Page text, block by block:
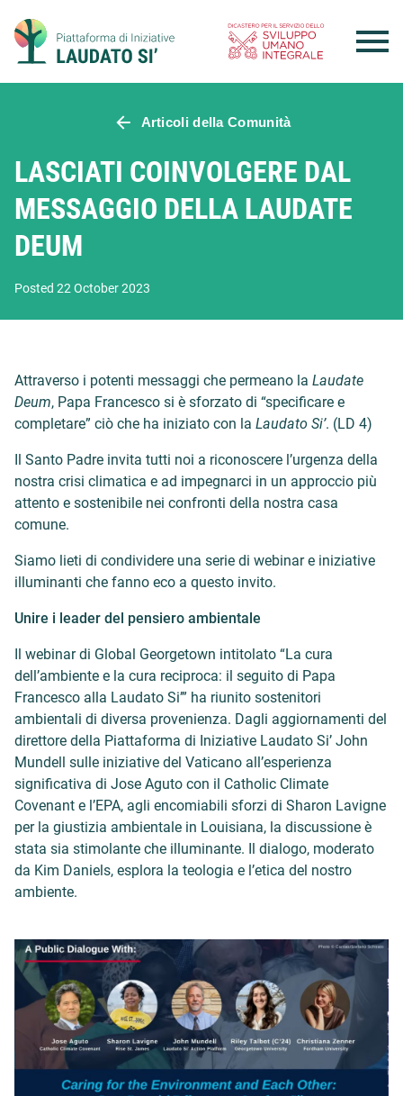
content
Articoli della Comunità
LASCIATI COINVOLGERE DAL
MESSAGGIO DELLA LAUDATE
DEUM
Posted 22 October 2023
Attraverso i potenti messaggi che permeano la Laudate
Deum, Papa Francesco si è sforzato di “specificare e
completare” ciò che ha iniziato con la Laudato Si’. (LD 4)
Il Santo Padre invita tutti noi a riconoscere l’urgenza della
nostra crisi climatica e ad impegnarci in un approccio più
attento e sostenibile nei confronti della nostra casa
comune.
Siamo lieti di condividere una serie di webinar e iniziative
illuminanti che fanno eco a questo invito.
Unire i leader del pensiero ambientale
Il webinar di Global Georgetown intitolato “La cura
dell’ambiente e la cura reciproca: il seguito di Papa
Francesco alla Laudato Si’” ha riunito sostenitori
ambientali di diversa provenienza. Dagli aggiornamenti del
direttore della Piattaforma di Iniziative Laudato Si’ John
Mundell sulle iniziative del Vaticano all’esperienza
significativa di Jose Aguto con il Catholic Climate
Covenant e l’EPA, agli encomiabili sforzi di Sharon Lavigne
per la giustizia ambientale in Louisiana, la discussione è
stata sia stimolante che illuminante. Il dialogo, moderato
da Kim Daniels, esplora la teologia e l’etica del nostro
ambiente.